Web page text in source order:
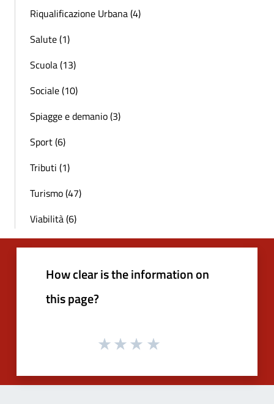
Riqualificazione Urbana (4)
Salute (1)
Scuola (13)
Sociale (10)
Spiagge e demanio (3)
Sport (6)
Tributi (1)
Turismo (47)
Viabilità (6)
How clear is the information on
this page?